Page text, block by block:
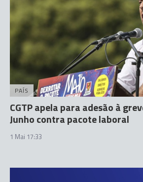
PAÍS
CGTP apela para adesão à
Junho contra pacote laboral
1 Mai 17:33